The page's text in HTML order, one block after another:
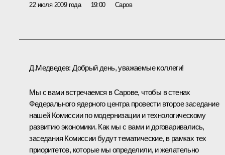
22 июля 2009 года 19:00 Саров
Д.Медведев: Добрый день, уважаемые коллеги!
Мы с вами встречаемся в Сарове, чтобы в стенах
Федерального ядерного центра провести второе заседание
нашей Комиссии по модернизации и технологическому
развитию экономики. Как мы с вами и договаривались,
заседания Комиссии будут тематические, в рамках тех
приоритетов, которые мы определили, и желательно